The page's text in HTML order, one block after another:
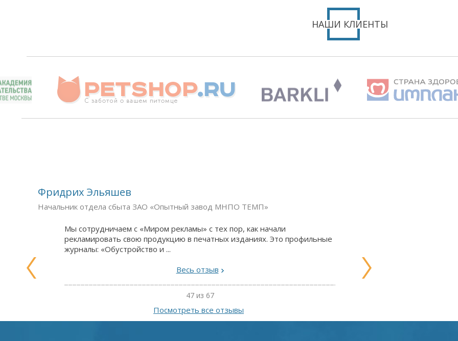
НАШИ КЛИЕНТЫ
Фридрих Эльяшев
Начальник отдела сбыта ЗАО «Опытный завод МНПО ТЕМП»
Мы сотрудничаем с «Миром рекламы» с тех пор, как начали
рекламировать свою продукцию в печатных изданиях. Это профильные
журналы: «Обустройство и ...
Весь отзыв
47 из 67
Посмотреть все отзывы